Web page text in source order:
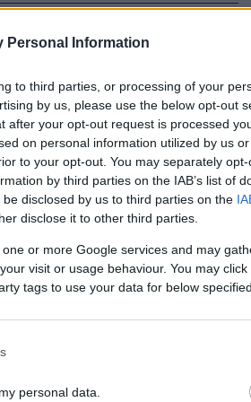
Personal Information
to third parties, or processing of your
by us, please use the below opt-out
after your opt-out request is processed
on personal information utilized by us
to your opt-out. You may separately
by third parties on the IAB’s list of
disclosed by us to third parties on the
disclose it to other third parties.
or more Google services and may
visit or usage behaviour. You may
tags to use your data for below
personal data.
Αισχρά
τη μητέρα μου, θα
για τις
θυμήθηκε
ρωτήσει και τον
συνεχίζει την κόντρα